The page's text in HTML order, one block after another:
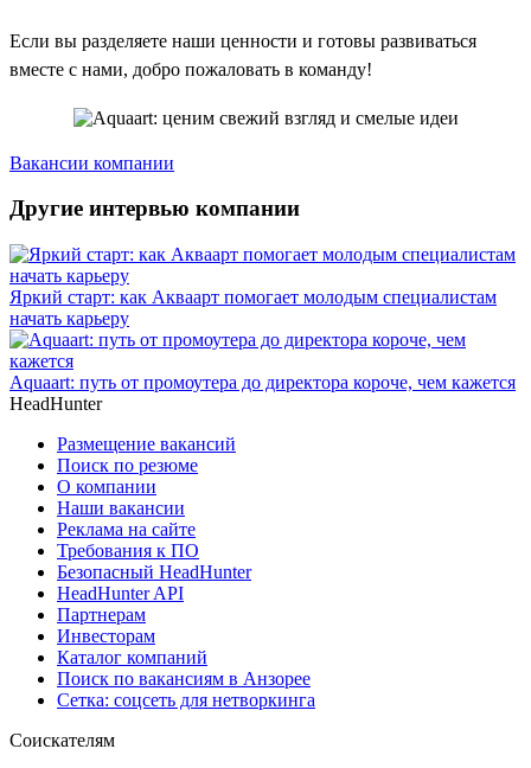
Если вы разделяете наши ценности и готовы развиваться
вместе с нами, добро пожаловать в команду!
Вакансии компании
Другие интервью компании
Яркий старт: как Акваарт помогает молодым специалистам
начать карьеру
Aquaart: путь от промоутера до директора короче, чем кажется
HeadHunter
Размещение вакансий
Поиск по резюме
О компании
Наши вакансии
Реклама на сайте
Требования к ПО
Безопасный HeadHunter
HeadHunter API
Партнерам
Инвесторам
Каталог компаний
Поиск по вакансиям в Анзорее
Сетка: соцсеть для нетворкинга
Соискателям